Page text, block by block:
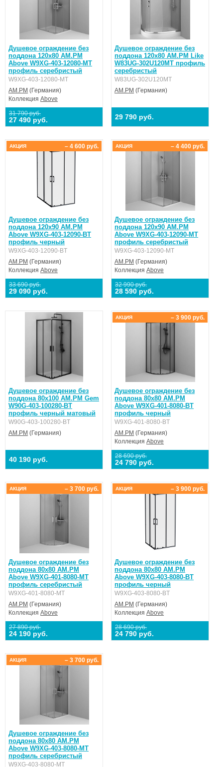
Душевое ограждение без
поддона 120x80 AM.PM
Above W9XG-403-12080-MT
профиль серебристый
W9XG-403-12080-MT
AM.PM (Германия)
Коллекция Above
31 790 руб.
27 490 руб.
Душевое ограждение без
поддона 120x80 AM.PM Like
W83UG-302U120MT профиль
серебристый
W83UG-302U120MT
AM.PM (Германия)
29 790 руб.
Душевое ограждение без
поддона 120x90 AM.PM
Above W9XG-403-12090-BT
профиль черный
W9XG-403-12090-BT
AM.PM (Германия)
Коллекция Above
33 690 руб.
29 090 руб.
– 4 600 руб.
АКЦИЯ
Душевое ограждение без
поддона 120x90 AM.PM
Above W9XG-403-12090-MT
профиль серебристый
W9XG-403-12090-MT
AM.PM (Германия)
КоллекцияAbove
32 990 руб.
28 590 руб.
– 4 400 руб.
АКЦИЯ
Душевое ограждение без
поддона 80x100 AM.PM Gem
W90G-403-100280-BT
профиль черный матовый
W90G-403-100280-BT
AM.PM (Германия)
40 190 руб.
Душевое ограждение без
поддона 80x80 AM.PM
Above W9XG-401-8080-BT
профиль черный
W9XG-401-8080-BT
AM.PM (Германия)
КоллекцияAbove
28 690 руб.
24 790 руб.
– 3 900 руб.
АКЦИЯ
Душевое ограждение без
поддона 80x80 AM.PM
Above W9XG-401-8080-MT
профиль серебристый
W9XG-401-8080-MT
AM.PM (Германия)
Коллекция Above
27 890 руб.
24 190 руб.
– 3 700 руб.
АКЦИЯ
Душевое ограждение без
поддона 80x80 AM.PM
Above W9XG-403-8080-BT
профиль черный
W9XG-403-8080-BT
AM.PM (Германия)
КоллекцияAbove
28 690 руб.
24 790 руб.
– 3 900 руб.
АКЦИЯ
Душевое ограждение без
поддона 80x80 AM.PM
Above W9XG-403-8080-MT
профиль серебристый
W9XG-403-8080-MT
– 3 700 руб.
АКЦИЯ